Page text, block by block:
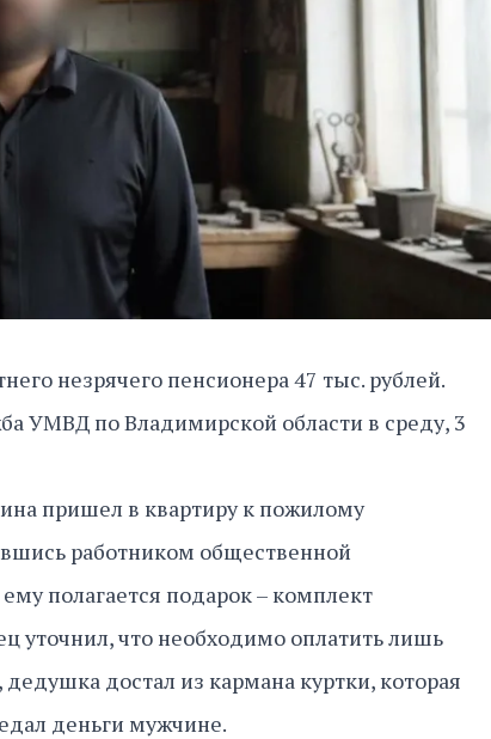
незрячего пенсионера 47 тыс. рублей.
УМВД по Владимирской области в среду, 3
пришел в квартиру к пожилому
работником общественной
полагается подарок – комплект
уточнил, что необходимо оплатить лишь
достал из кармана куртки, которая
деньги мужчине.